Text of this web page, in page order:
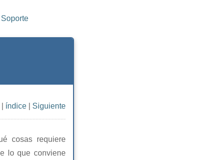
Soporte
índice Siguiente
cosas requiere
lo que conviene